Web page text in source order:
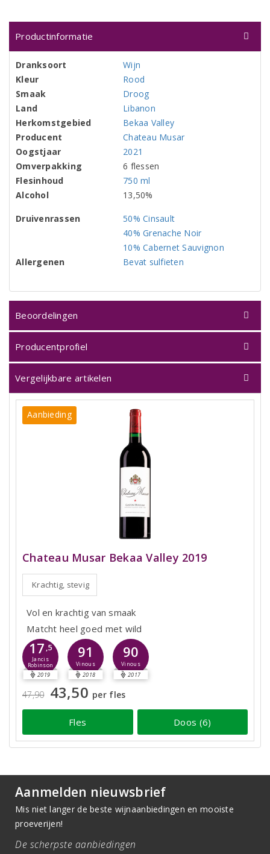
Productinformatie
Dranksoort
Wijn
Kleur
Rood
Smaak
Droog
Land
Libanon
Herkomstgebied
Bekaa Valley
Producent
Chateau Musar
Oogstjaar
2021
Omverpakking
6 flessen
Flesinhoud
750 ml
Alcohol
13,50%
Druivenrassen
50% Cinsault
40% Grenache Noir
10% Cabernet Sauvignon
Allergenen
Bevat sulfieten
Beoordelingen
Producentprofiel
Vergelijkbare artikelen
Aanbieding
Chateau Musar Bekaa Valley 2019
Krachtig, stevig
Vol en krachtig van smaak
Matcht heel goed met wild
17 ,5
Jancis
Robinson
2019
91
Vinous
2018
90
Vinous
2017
47,90 43,50 per fles
Fles Doos (6)
Aanmelden nieuwsbrief
Mis niet langer de beste wijnaanbiedingen en mooiste
proeverijen!
De scherpste aanbiedingen